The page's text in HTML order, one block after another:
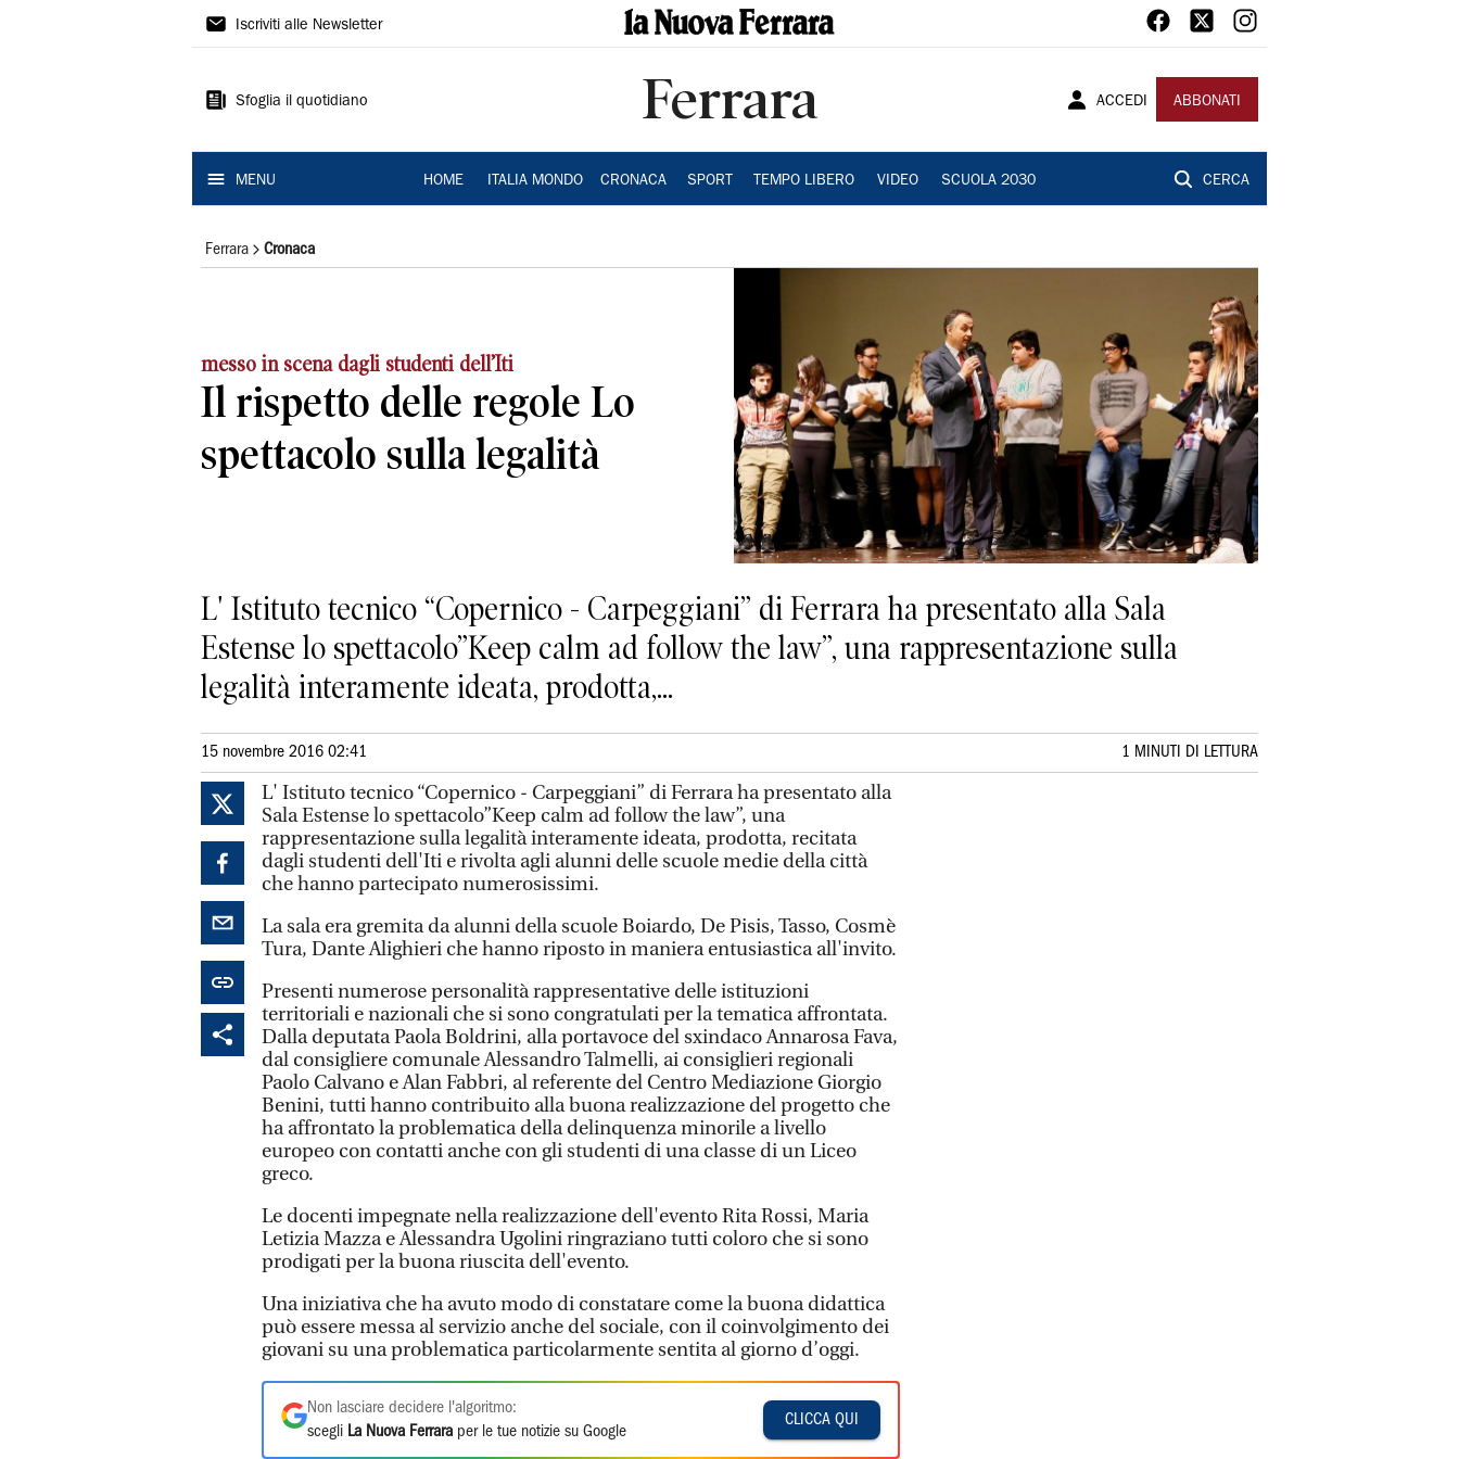
La
Ferrara
Iscriviti alle Newsletter
Sfoglia il quotidiano Ferrara ACCEDI ABBONATI
MENU HOME ITALIA MONDO CRONACA SPORT TEMPO LIBERO VIDEO SCUOLA 2030 CERCA
Ferrara Cronaca
messo in scena dagli studenti dell’Iti
Il rispetto delle regole Lo
spettacolo sulla legalità
L' Istituto tecnico “Copernico - Carpeggiani” di Ferrara ha presentato alla Sala
Estense lo spettacolo”Keep calm ad follow the law”, una rappresentazione sulla
legalità interamente ideata, prodotta,...
15 novembre 2016 02:41 1 MINUTI DI LETTURA
L' Istituto tecnico “Copernico - Carpeggiani” di Ferrara ha presentato alla
Sala Estense lo spettacolo”Keep calm ad follow the law”, una
rappresentazione sulla legalità interamente ideata, prodotta, recitata
dagli studenti dell'Iti e rivolta agli alunni delle scuole medie della città
che hanno partecipato numerosissimi.
La sala era gremita da alunni della scuole Boiardo, De Pisis, Tasso, Cosmè
Tura, Dante Alighieri che hanno riposto in maniera entusiastica all'invito.
Presenti numerose personalità rappresentative delle istituzioni
territoriali e nazionali che si sono congratulati per la tematica affrontata.
Dalla deputata Paola Boldrini, alla portavoce del sxindaco Annarosa Fava,
dal consigliere comunale Alessandro Talmelli, ai consiglieri regionali
Paolo Calvano e Alan Fabbri, al referente del Centro Mediazione Giorgio
Benini, tutti hanno contribuito alla buona realizzazione del progetto che
ha affrontato la problematica della delinquenza minorile a livello
europeo con contatti anche con gli studenti di una classe di un Liceo
greco.
Le docenti impegnate nella realizzazione dell'evento Rita Rossi, Maria
Letizia Mazza e Alessandra Ugolini ringraziano tutti coloro che si sono
prodigati per la buona riuscita dell'evento.
Una iniziativa che ha avuto modo di constatare come la buona didattica
può essere messa al servizio anche del sociale, con il coinvolgimento dei
giovani su una problematica particolarmente sentita al giorno d’oggi.
Non lasciare decidere l'algoritmo:
scegli La Nuova Ferrara per le tue notizie su Google
CLICCA QUI